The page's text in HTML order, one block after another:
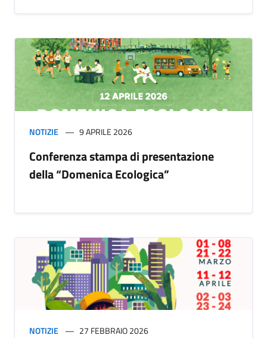
NOTIZIE 9 APRILE 2026
Conferenza stampa di presentazione
della “Domenica Ecologica”
NOTIZIE 27 FEBBRAIO 2026